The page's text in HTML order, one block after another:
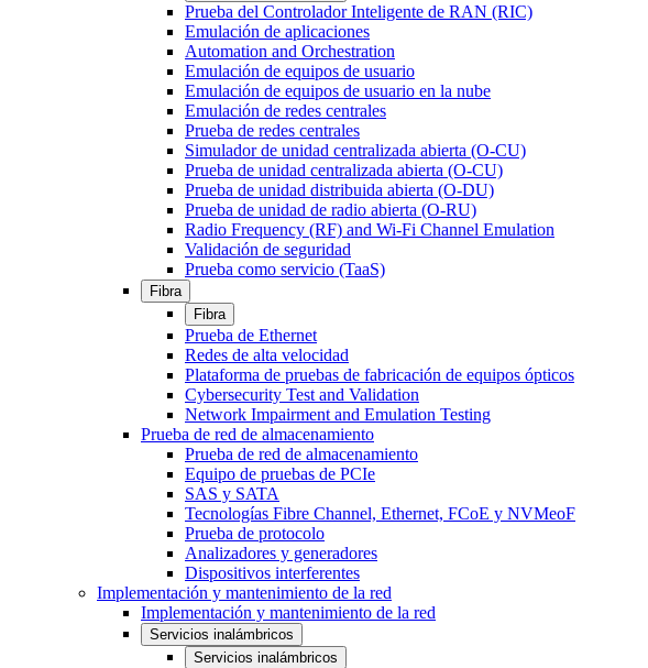
Prueba del Controlador Inteligente de RAN (RIC)
Emulación de aplicaciones
Automation and Orchestration
Emulación de equipos de usuario
Emulación de equipos de usuario en la nube
Emulación de redes centrales
Prueba de redes centrales
Simulador de unidad centralizada abierta (O-CU)
Prueba de unidad centralizada abierta (O-CU)
Prueba de unidad distribuida abierta (O-DU)
Prueba de unidad de radio abierta (O-RU)
Radio Frequency (RF) and Wi-Fi Channel Emulation
Validación de seguridad
Prueba como servicio (TaaS)
Fibra
Fibra
Prueba de Ethernet
Redes de alta velocidad
Plataforma de pruebas de fabricación de equipos ópticos
Cybersecurity Test and Validation
Network Impairment and Emulation Testing
Prueba de red de almacenamiento
Prueba de red de almacenamiento
Equipo de pruebas de PCIe
SAS y SATA
Tecnologías Fibre Channel, Ethernet, FCoE y NVMeoF
Prueba de protocolo
Analizadores y generadores
Dispositivos interferentes
Implementación y mantenimiento de la red
Implementación y mantenimiento de la red
Servicios inalámbricos
Servicios inalámbricos